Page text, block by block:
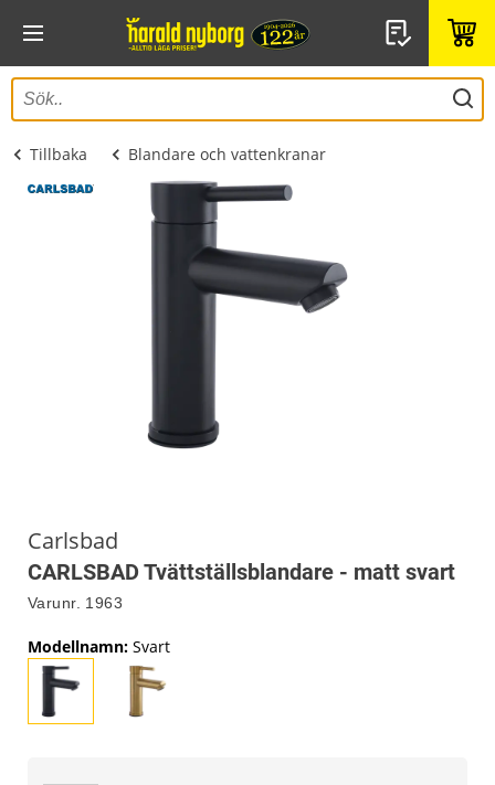
Tillbaka Blandare och vattenkranar
Carlsbad
CARLSBAD Tvättställsblandare - matt svart
Varunr. 1963
Modellnamn: Svart